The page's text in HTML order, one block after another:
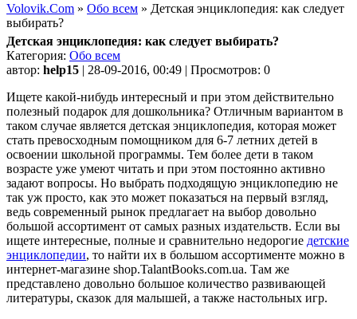
Volovik.Com » Обо всем » Детская энциклопедия: как следует
выбирать?
Детская энциклопедия: как следует выбирать?
Категория: Обо всем
автор: help15 | 28-09-2016, 00:49 | Просмотров: 0
Ищете какой-нибудь интересный и при этом действительно
полезный подарок для дошкольника? Отличным вариантом в
таком случае является детская энциклопедия, которая может
стать превосходным помощником для 6-7 летних детей в
освоении школьной программы. Тем более дети в таком
возрасте уже умеют читать и при этом постоянно активно
задают вопросы. Но выбрать подходящую энциклопедию не
так уж просто, как это может показаться на первый взгляд,
ведь современный рынок предлагает на выбор довольно
большой ассортимент от самых разных издательств. Если вы
ищете интересные, полные и сравнительно недорогие детские
энциклопедии, то найти их в большом ассортименте можно в
интернет-магазине shop.TalantBooks.com.ua. Там же
представлено довольно большое количество развивающей
литературы, сказок для малышей, а также настольных игр.